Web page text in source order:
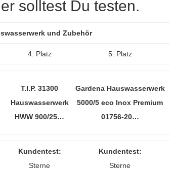
solltest Du testen.
und Zubehör
4. Platz 5. Platz
T.I.P. 31300
Hauswasserwerk
HWW 900/25…
Gardena Hauswasserwerk
5000/5 eco Inox Premium
01756-20…
Kundentest:
Sterne
Kundentest:
Sterne